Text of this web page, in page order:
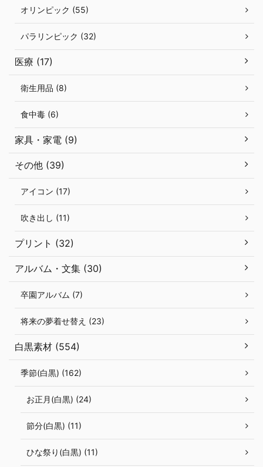
オリンピック (55)
パラリンピック (32)
医療 (17)
衛生用品 (8)
食中毒 (6)
家具・家電 (9)
その他 (39)
アイコン (17)
吹き出し (11)
プリント (32)
アルバム・文集 (30)
卒園アルバム (7)
将来の夢着せ替え (23)
白黒素材 (554)
季節(白黒) (162)
お正月(白黒) (24)
節分(白黒) (11)
ひな祭り(白黒) (11)